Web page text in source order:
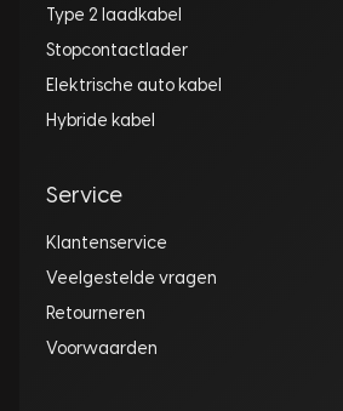
Type 2 laadkabel
Stopcontactlader
Elektrische auto kabel
Hybride kabel
Service
Klantenservice
Veelgestelde vragen
Retourneren
Voorwaarden